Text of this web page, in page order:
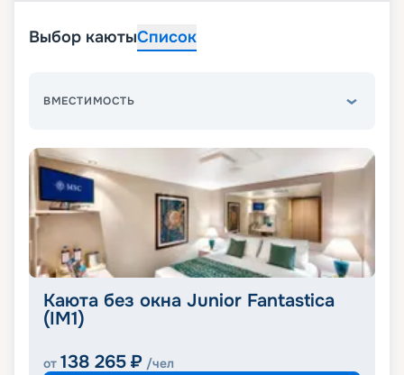
Выбор каютыСписок
ВМЕСТИМОСТЬ
Каюта без окна Junior Fantastica
(IM1)
от 138 265 ₽ /чел